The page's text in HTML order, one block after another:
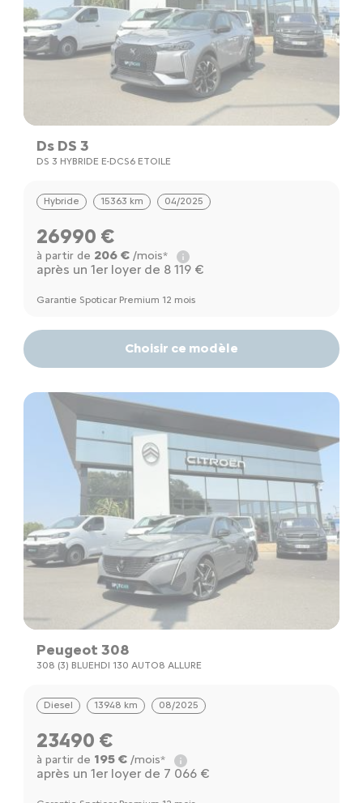
Ds DS 3
DS 3 HYBRIDE E-DCS6 ETOILE
Hybride 15363 km 04/2025
26990 €
à partir de 206 €/mois*
après un 1er loyer de 8 119 €
Garantie Spoticar Premium 12 mois
Choisir ce modèle
Peugeot 308
308 (3) BLUEHDI 130 AUTO8 ALLURE
Diesel 13948 km 08/2025
23490 €
à partir de 195 €/mois*
après un 1er loyer de 7 066 €